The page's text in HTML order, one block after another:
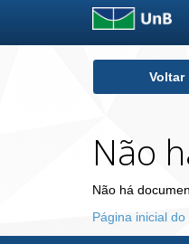
Voltar
Não
Não há
Página inicial